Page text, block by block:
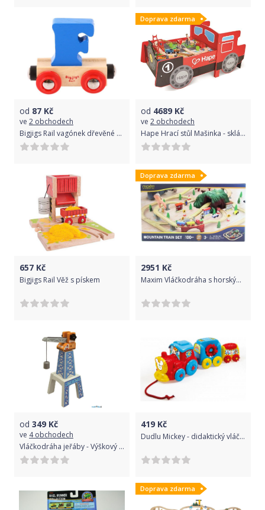
od 87 Kč
ve 2 obchodech
Bigjigs Rail vagónek dřevěné vláčkodráhy - Písmeno F
Doprava zdarma
od 4689 Kč
ve 2 obchodech
Hape Hrací stůl Mašinka - skládací
657 Kč
Bigjigs Rail Věž s pískem
Doprava zdarma
2951 Kč
Maxim Vláčkodráha s horským tunelem - 100ks - nové 2017
od 349 Kč
ve 4 obchodech
Vláčkodráha jeřáby - Výškový jeřáb (Maxim)
419 Kč
Dudlu Mickey - didaktický vláček
Doprava zdarma